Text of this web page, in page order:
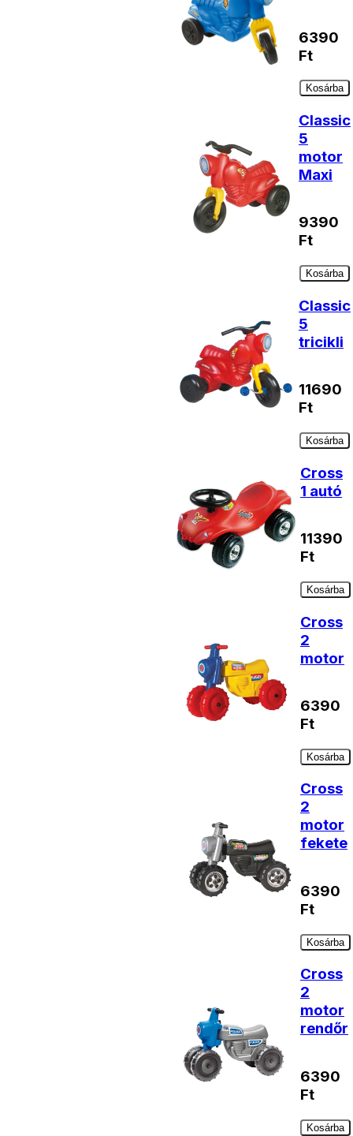
6390
Ft
Kosárba
Classic
5
motor
Maxi
9390
Ft
Kosárba
Classic
5
tricikli
11690
Ft
Kosárba
Cross
1 autó
11390
Ft
Kosárba
Cross
2
motor
6390
Ft
Kosárba
Cross
2
motor
fekete
6390
Ft
Kosárba
Cross
2
motor
rendőr
6390
Ft
Kosárba